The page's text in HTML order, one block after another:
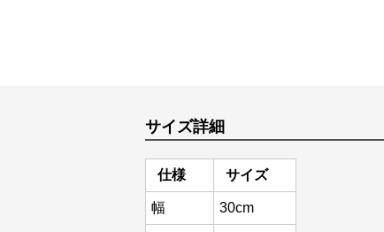
サイズ詳細
仕様 サイズ
幅 30cm